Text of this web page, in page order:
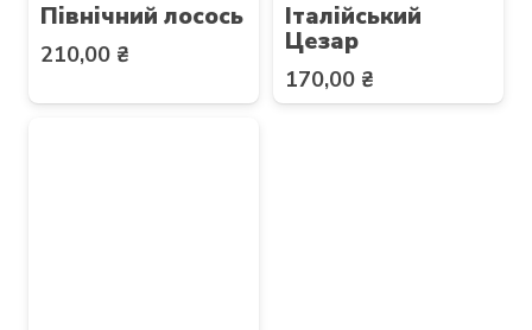
Північний лосось
210,00 ₴
Італійський
Цезар
170,00 ₴